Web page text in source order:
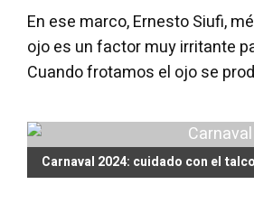
En ese marco, Ernesto Siufi,
ojo es un factor muy irritante
Cuando frotamos el ojo se
Carnaval 2024: cuidado con el